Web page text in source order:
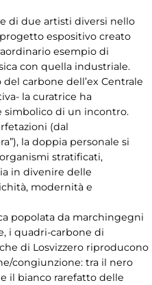
di due artisti diversi nello
espositivo creato
esempio di
con quella industriale.
carbone dell’ex Centrale
la curatrice ha
simbolico di un incontro.
(dal
la doppia personale si
stratificati,
in divenire delle
modernità e
popolata da marchingegni
i quadri-carbone di
di Losvizzero riproducono
congiunzione: tra il nero
il bianco rarefatto delle